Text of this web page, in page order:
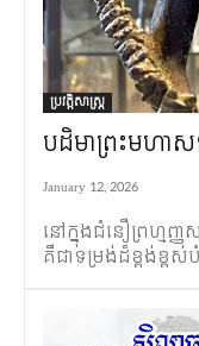
ប្រវត្តិសាស្ត្រ
បដិមាព្រះមហា
January 12, 2026
នៅក្នុងជំនឿព្រហ្មញ្ញ
គឺជាទម្រង់ដ៏ខ្ពង់ខ្ព